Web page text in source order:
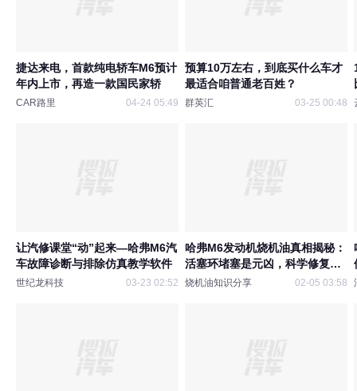
捷达来电，首款纯电轿车M6预计
年内上市，再造一款国民家轿
CAR路里 04-24 05:49
预算10万左右，到底买什么车才
最适合咱普通老百姓？
群英汇 03-25 00:48
让汽修课堂“动”起来—哈弗M6汽
车故障诊断与排除仿真教学软件
世纪龙科技 03-23 02:52
哈弗M6发动机烧机油真相揭秘：
活塞环堵塞是元凶，科学修复免
大修
烧机油知识分享 02-05 03:58